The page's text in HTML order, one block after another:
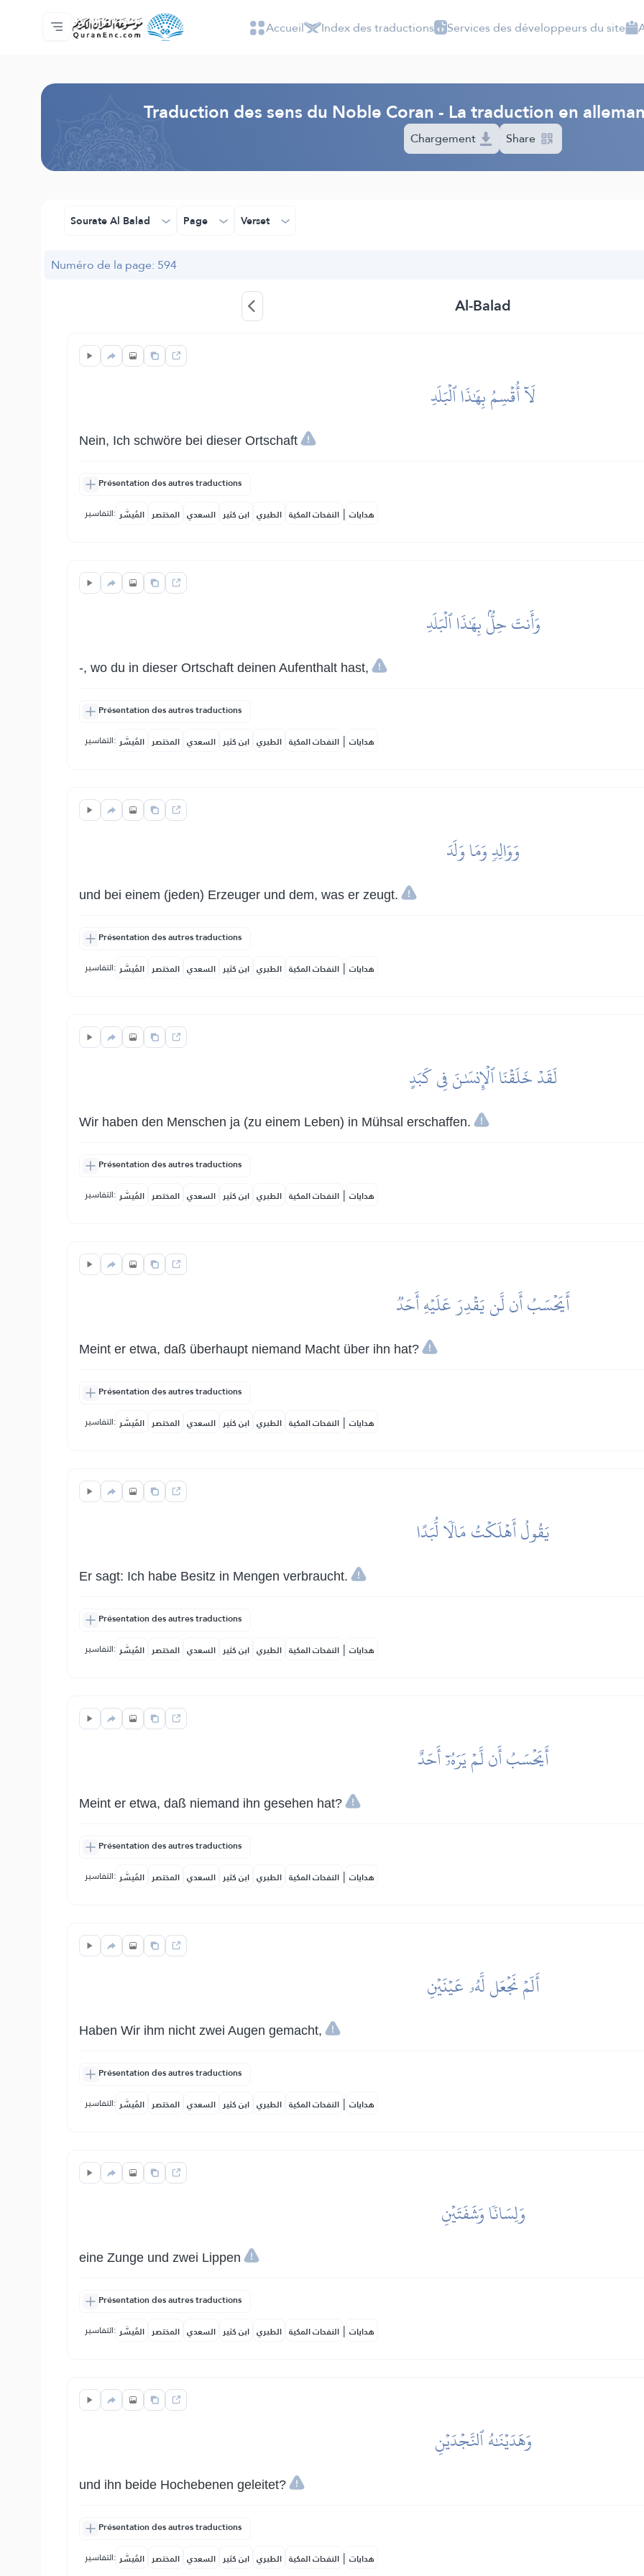
Accueil
Index des traductions
Audio
Services des développeurs du site - API
Autour du projet
Nous contacter
Langue Accueil Index des traductions Services des développeurs du site
Traduction des sens du Noble Coran - La traduction en
Chargement Share
Sourate Al Balad Page Verset
Numéro de la page: 594
Al-Balad
لَآ أُقۡسِمُ بِهَٰذَا ٱلۡبَلَدِ
Nein, Ich schwöre bei dieser Ortschaft
Présentation des autres traductions
التفاسير: المُيسَّر المختصر السعدي ابن كثير الطبري النفحات المكية | هدايات
وَأَنتَ حِلُّۢ بِهَٰذَا ٱلۡبَلَدِ
-, wo du in dieser Ortschaft deinen Aufenthalt hast,
Présentation des autres traductions
التفاسير: المُيسَّر المختصر السعدي ابن كثير الطبري النفحات المكية | هدايات
وَوَالِدٖ وَمَا وَلَدَ
und bei einem (jeden) Erzeuger und dem, was er zeugt.
Présentation des autres traductions
التفاسير: المُيسَّر المختصر السعدي ابن كثير الطبري النفحات المكية | هدايات
لَقَدۡ خَلَقۡنَا ٱلۡإِنسَٰنَ فِي كَبَدٍ
Wir haben den Menschen ja (zu einem Leben) in Mühsal erschaffen.
Présentation des autres traductions
التفاسير: المُيسَّر المختصر السعدي ابن كثير الطبري النفحات المكية | هدايات
أَيَحۡسَبُ أَن لَّن يَقۡدِرَ عَلَيۡهِ أَحَدٞ
Meint er etwa, daß überhaupt niemand Macht über ihn hat?
Présentation des autres traductions
التفاسير: المُيسَّر المختصر السعدي ابن كثير الطبري النفحات المكية | هدايات
يَقُولُ أَهۡلَكۡتُ مَالٗا لُّبَدًا
Er sagt: Ich habe Besitz in Mengen verbraucht.
Présentation des autres traductions
التفاسير: المُيسَّر المختصر السعدي ابن كثير الطبري النفحات المكية | هدايات
أَيَحۡسَبُ أَن لَّمۡ يَرَهُۥٓ أَحَدٌ
Meint er etwa, daß niemand ihn gesehen hat?
Présentation des autres traductions
التفاسير: المُيسَّر المختصر السعدي ابن كثير الطبري النفحات المكية | هدايات
أَلَمۡ نَجۡعَل لَّهُۥ عَيۡنَيۡنِ
Haben Wir ihm nicht zwei Augen gemacht,
Présentation des autres traductions
التفاسير: المُيسَّر المختصر السعدي ابن كثير الطبري النفحات المكية | هدايات
وَلِسَانٗا وَشَفَتَيۡنِ
eine Zunge und zwei Lippen
Présentation des autres traductions
التفاسير: المُيسَّر المختصر السعدي ابن كثير الطبري النفحات المكية | هدايات
وَهَدَيۡنَٰهُ ٱلنَّجۡدَيۡنِ
und ihn beide Hochebenen geleitet?
Présentation des autres traductions
التفاسير: المُيسَّر المختصر السعدي ابن كثير الطبري النفحات المكية | هدايات